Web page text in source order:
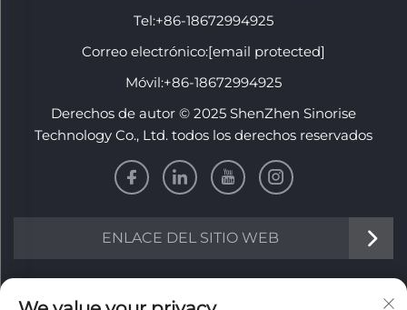
Tel:+86-18672994925
Correo electrónico:[email protected]
Móvil:+86-18672994925
Derechos de autor © 2025 ShenZhen Sinorise
Technology Co., Ltd. todos los derechos reservados
ENLACE DEL SITIO WEB
Información